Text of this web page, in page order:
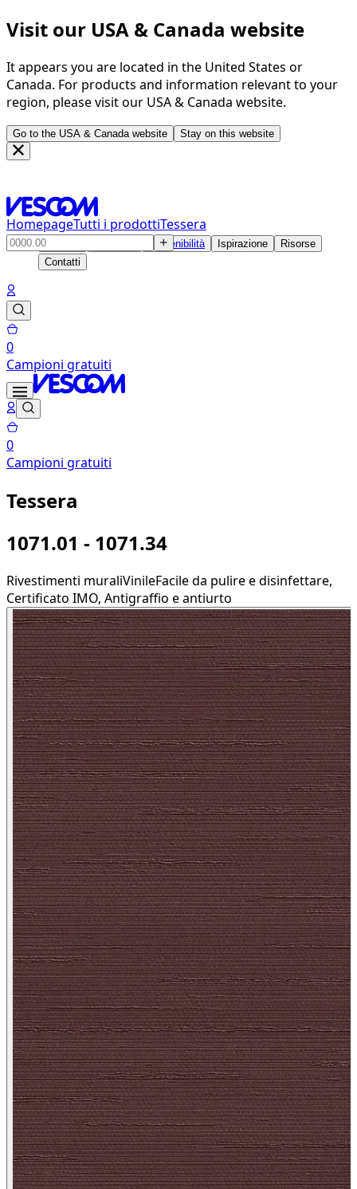
Visit our USA & Canada website
It appears you are located in the United States or
Canada. For products and information relevant to your
region, please visit our USA & Canada website.
Go to the USA & Canada website Stay on this website
HomepageTutti i prodottiTessera
Prodotti Sostenibilità Ispirazione
Risorse
Contatti
0
Campioni gratuiti
0
Campioni gratuiti
Tessera
1071.01 - 1071.34
Rivestimenti muraliVinileFacile da pulire e disinfettare,
Certificato IMO, Antigraffio e antiurto